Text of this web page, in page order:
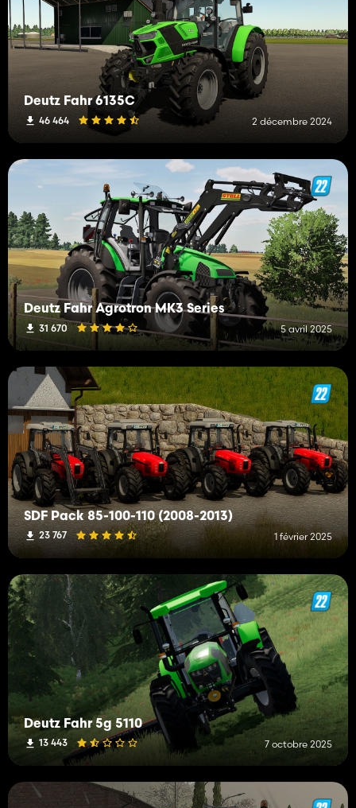
Deutz Fahr 6135C
46 464 2 décembre 2024
Deutz Fahr Agrotron MK3 Series
31 670 5 avril 2025
SDF Pack 85-100-110 (2008-2013)
23 767 1 février 2025
Deutz Fahr 5g 5110
13 443 7 octobre 2025